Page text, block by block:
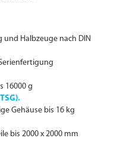
Halbzeuge nach DIN
16000 g
Gehäuse bis 16 kg
bis 2000 x 2000 mm